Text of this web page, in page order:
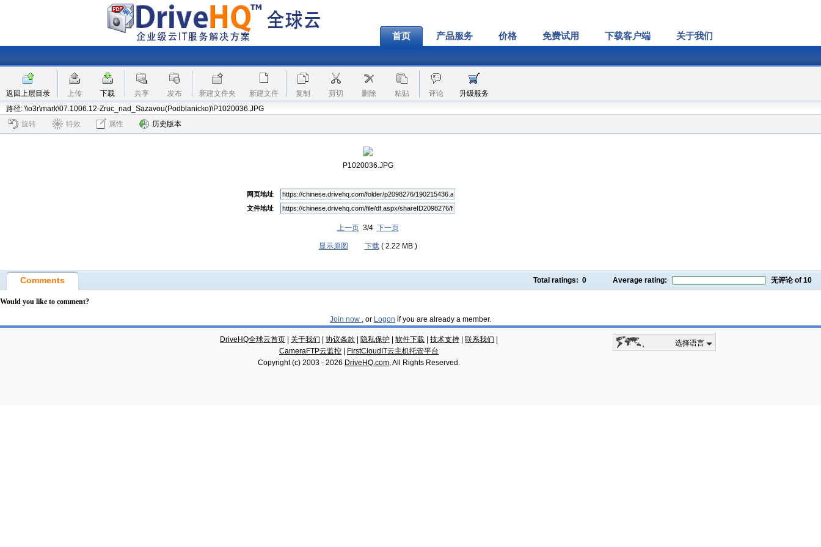
首页 产品服务 价格 免费试用 下载客户端 关于我们
返回上层目录 上传 下载 共享 发布 新建文件夹 新建文件 复制 剪切 删除 粘贴 评论
升级服务
路径: \\o3r\mark\07.1006.12-Zruc_nad_Sazavou(Podblanicko)\P1020036.JPG
旋转
特效 属性 历史版本
P1020036.JPG
网页地址
文件地址
上一页3/4 下一页
显示原图 下载( 2.22 MB )
Comments Total ratings: 0 Average rating: 无评论of 10
Would you like to comment?
Join now , or Logon if you are already a member.
DriveHQ全球云首页 关于我们 协议条款 隐私保护 软件下载 技术支持 联系我们
CameraFTP云监控
FirstCloudIT云主机托管平台
Copyright (c) 2003 - 2026 DriveHQ.com, All Rights Reserved.
选择语言